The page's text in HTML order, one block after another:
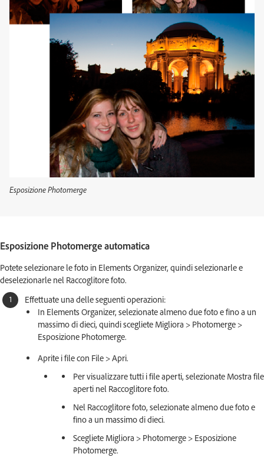
Esposizione Photomerge
Esposizione Photomerge automatica
Potete selezionare le foto in Elements Organizer, quindi selezionarle e
deselezionarle nel Raccoglitore foto.
Effettuate una delle seguenti operazioni:
In Elements Organizer, selezionate almeno due foto e fino a un
massimo di dieci, quindi scegliete Migliora > Photomerge >
Esposizione Photomerge.
Aprite i file con File > Apri.
Per visualizzare tutti i file aperti, selezionate Mostra file
aperti nel Raccoglitore foto.
Nel Raccoglitore foto, selezionate almeno due foto e
fino a un massimo di dieci.
Scegliete Migliora > Photomerge > Esposizione
Photomerge.